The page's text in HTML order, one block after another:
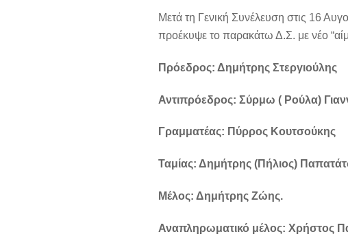
Μετά τη Γενική Συνέλευση στις 16
προέκυψε το παρακάτω Δ.Σ. με νέο
Πρόεδρος: Δημήτρης Στεργιούλης
Αντιπρόεδρος: Σύρμω ( Ρούλα)
Γραμματέας: Πύρρος Κουτσούκης
Ταμίας: Δημήτρης (Πήλιος)
Μέλος: Δημήτρης Ζώης.
Αναπληρωματικό μέλος: Χρήστος